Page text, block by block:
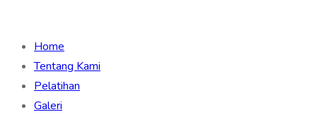
Home
Tentang Kami
Pelatihan
Galeri